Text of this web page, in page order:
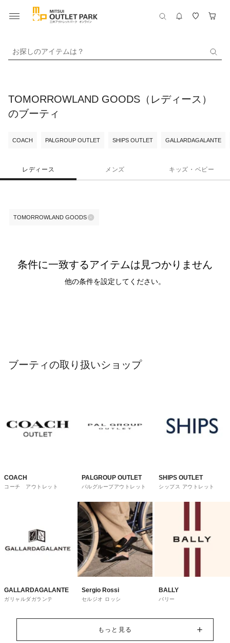
お探しのアイテムは？
TOMORROWLAND GOODS（レディース）
のブーティ
COACH PALGROUP OUTLET SHIPS OUTLET GALLARDAGALANTE
レディース メンズ キッズ・ベビー
TOMORROWLAND GOODS
条件に一致するアイテムは見つかりません
他の条件を設定してください。
ブーティの取り扱いショップ
COACH
コーチ アウトレット
PALGROUP OUTLET
パルグループアウトレット
SHIPS OUTLET
シップス アウトレット
GALLARDAGALANTE
ガリャルダガランテ
Sergio Rossi
セルジオ ロッシ
BALLY
バリー
もっと見る